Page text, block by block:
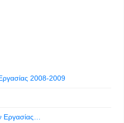
2008-2009
Εργασίας…